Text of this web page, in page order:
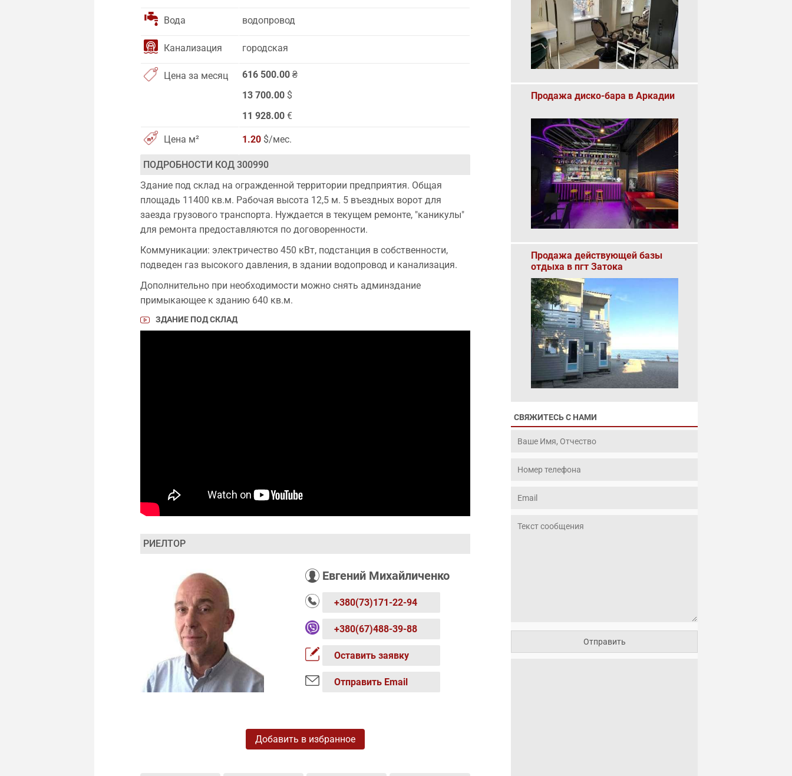
Вода водопровод
Канализация городская
Цена за месяц 616 500.00₴
13 700.00$
11 928.00€
Цена м² 1.20$/мес.
ПОДРОБНОСТИ КОД 300990
Здание под склад на огражденной территории предприятия. Общая
площадь 11400 кв.м. Рабочая высота 12,5 м. 5 въездных ворот для
заезда грузового транспорта. Нуждается в текущем ремонте, "каникулы"
для ремонта предоставляются по договоренности.
Коммуникации: электричество 450 кВт, подстанция в собственности,
подведен газ высокого давления, в здании водопровод и канализация.
Дополнительно при необходимости можно снять админздание
примыкающее к зданию 640 кв.м.
ЗДАНИЕ ПОД СКЛАД
РИЕЛТОР
Евгений Михайличенко
+380(73)171-22-94
+380(67)488-39-88
Оставить заявку
Отправить Email
Добавить в избранное
Продажа диско-бара в Аркадии
Продажа действующей базы
отдыха в пгт Затока
СВЯЖИТЕСЬ С НАМИ